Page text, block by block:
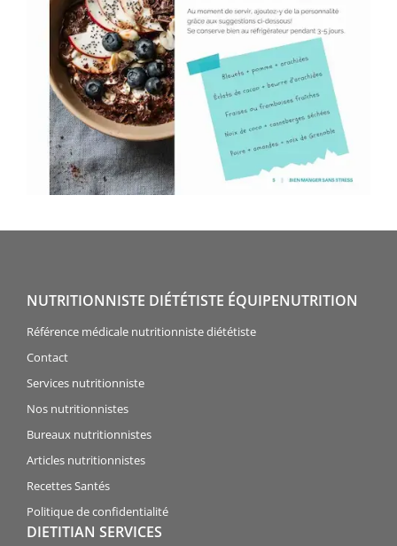
NUTRITIONNISTE DIÉTÉTISTE ÉQUIPENUTRITION
Référence médicale nutritionniste diététiste
Contact
Services nutritionniste
Nos nutritionnistes
Bureaux nutritionnistes
Articles nutritionnistes
Recettes Santés
Politique de confidentialité
DIETITIAN SERVICES